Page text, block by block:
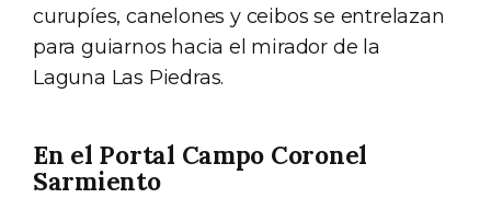
curupíes, canelones y ceibos se entrelazan
para guiarnos hacia el mirador de la
Laguna Las Piedras.
En el Portal Campo Coronel
Sarmiento